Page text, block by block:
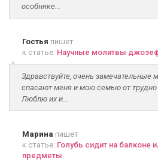
особняке...
Гостья пишет
к статье: Научные молитвы
Здравствуйте, очень замечательные
спасают меня и мою семью от трудно
Люблю их и...
Марина пишет
к статье: Голубь сидит на балконе
предметы